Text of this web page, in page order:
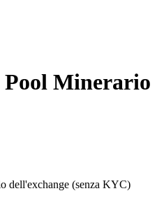
Minerario
dell'exchange (senza KYC)